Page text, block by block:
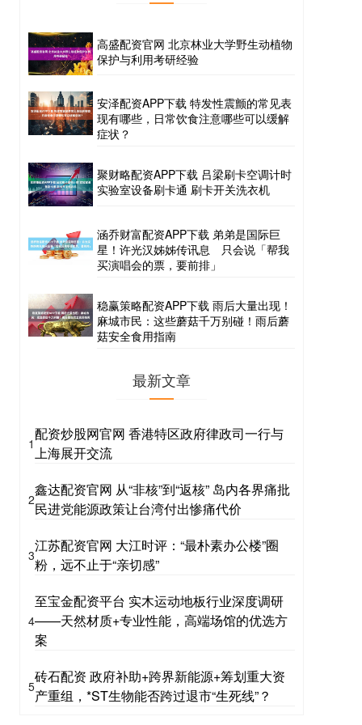
高盛配资官网 北京林业大学野生动植物
保护与利用考研经验
安泽配资APP下载 特发性震颤的常见表
现有哪些，日常饮食注意哪些可以缓解
症状？
聚财略配资APP下载 吕梁刷卡空调计时
实验室设备刷卡通 刷卡开关洗衣机
涵乔财富配资APP下载 弟弟是国际巨
星！许光汉姊姊传讯息 只会说「帮我
买演唱会的票，要前排」
稳赢策略配资APP下载 雨后大量出现！
麻城市民：这些蘑菇千万别碰！雨后蘑
菇安全食用指南
最新文章
1
配资炒股网官网 香港特区政府律政司一行与
上海展开交流
2
鑫达配资官网 从“非核”到“返核” 岛内各界痛批
民进党能源政策让台湾付出惨痛代价
3
江苏配资官网 大江时评：“最朴素办公楼”圈
粉，远不止于“亲切感”
4
至宝金配资平台 实木运动地板行业深度调研
——天然材质+专业性能，高端场馆的优选方
案
5
砖石配资 政府补助+跨界新能源+筹划重大资
产重组，*ST生物能否跨过退市“生死线”？